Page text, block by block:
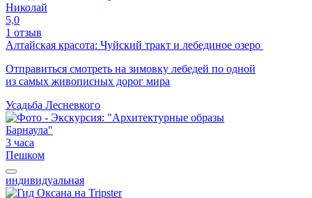
Николай
5,0
1 отзыв
Алтайская красота: Чуйский тракт и лебединое озеро
Отправиться смотреть на зимовку лебедей по одной
из самых живописных дорог мира
Усадьба Лесневкого
3 часа
Пешком
индивидуальная